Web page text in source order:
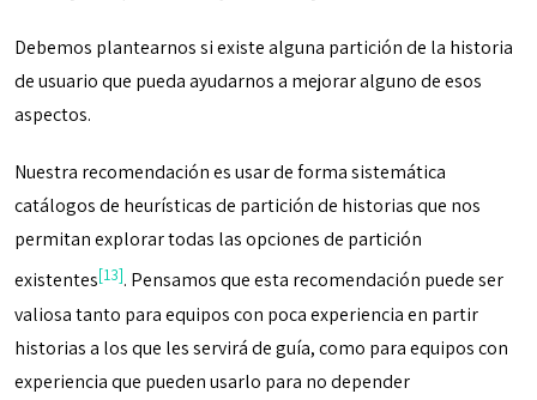
Debemos plantearnos si existe alguna partición de la historia
de usuario que pueda ayudarnos a mejorar alguno de esos
aspectos.
Nuestra recomendación es usar de forma sistemática
catálogos de heurísticas de partición de historias que nos
permitan explorar todas las opciones de partición
existentes[13]. Pensamos que esta recomendación puede ser
valiosa tanto para equipos con poca experiencia en partir
historias a los que les servirá de guía, como para equipos con
experiencia que pueden usarlo para no depender